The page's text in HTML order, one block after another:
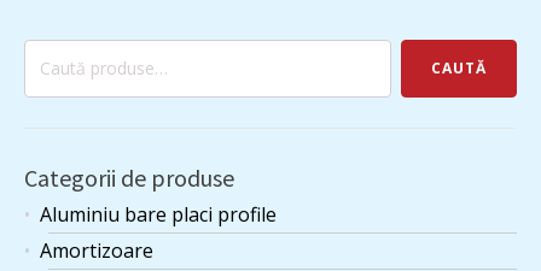
Caută
CAUTĂ
Categorii de produse
Aluminiu bare placi profile
Amortizoare